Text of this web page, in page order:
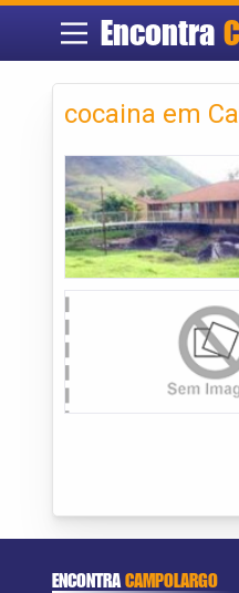
Encontra
cocaina em
ENCONTRACAMPOLARGO